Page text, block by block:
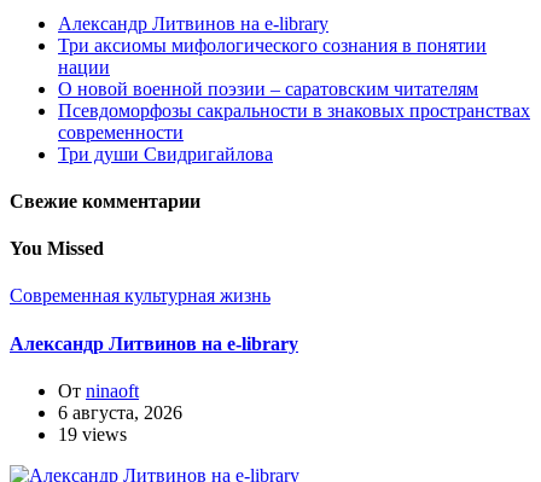
Александр Литвинов на e-library
Три аксиомы мифологического сознания в понятии
нации
О новой военной поэзии – саратовским читателям
Псевдоморфозы сакральности в знаковых пространствах
современности
Три души Свидригайлова
Свежие комментарии
You Missed
Современная культурная жизнь
Александр Литвинов на e-library
От ninaoft
6 августа, 2026
19 views